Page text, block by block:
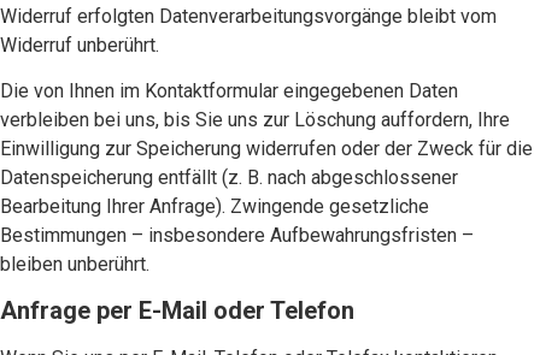
Widerruf erfolgten Datenverarbeitungsvorgänge bleibt vom
Widerruf unberührt.
Die von Ihnen im Kontaktformular eingegebenen Daten
verbleiben bei uns, bis Sie uns zur Löschung auffordern, Ihre
Einwilligung zur Speicherung widerrufen oder der Zweck für die
Datenspeicherung entfällt (z. B. nach abgeschlossener
Bearbeitung Ihrer Anfrage). Zwingende gesetzliche
Bestimmungen – insbesondere Aufbewahrungsfristen –
bleiben unberührt.
Anfrage per E-Mail oder Telefon